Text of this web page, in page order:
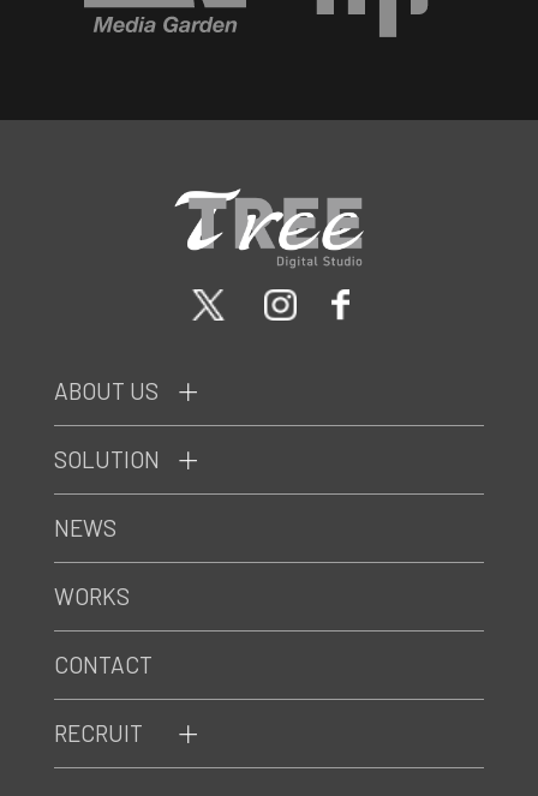
ABOUT US
SOLUTION
RECRUIT
NEWS
WORKS
CONTACT